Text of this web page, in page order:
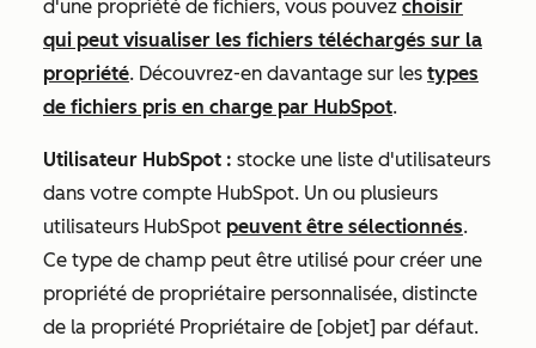
d'une propriété de fichiers, vous pouvez choisir
qui peut visualiser les fichiers téléchargés sur la
propriété. Découvrez-en davantage sur les types
de fichiers pris en charge par HubSpot.
Utilisateur HubSpot : stocke une liste d'utilisateurs
dans votre compte HubSpot. Un ou plusieurs
utilisateurs HubSpot peuvent être sélectionnés.
Ce type de champ peut être utilisé pour créer une
propriété de propriétaire personnalisée, distincte
de la propriété Propriétaire de [objet] par défaut.